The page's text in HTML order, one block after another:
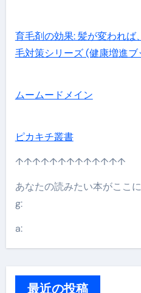
育毛剤の効果: 髪が変われ
毛対策シリーズ (健康増進
ムームードメイン
ピカキチ叢書
↑↑↑↑↑↑↑↑↑↑↑↑↑
あなたの読みたい本がここに
g:
a:
最近の投稿